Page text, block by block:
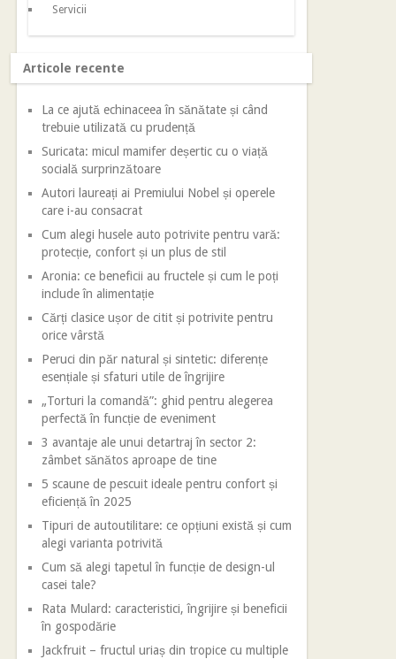
Servicii
Articole recente
La ce ajută echinaceea în sănătate și când
trebuie utilizată cu prudență
Suricata: micul mamifer deșertic cu o viață
socială surprinzătoare
Autori laureați ai Premiului Nobel și operele
care i-au consacrat
Cum alegi husele auto potrivite pentru vară:
protecție, confort și un plus de stil
Aronia: ce beneficii au fructele și cum le poți
include în alimentație
Cărți clasice ușor de citit și potrivite pentru
orice vârstă
Peruci din păr natural și sintetic: diferențe
esențiale și sfaturi utile de îngrijire
„Torturi la comandă”: ghid pentru alegerea
perfectă în funcție de eveniment
3 avantaje ale unui detartraj în sector 2:
zâmbet sănătos aproape de tine
5 scaune de pescuit ideale pentru confort și
eficiență în 2025
Tipuri de autoutilitare: ce opțiuni există și cum
alegi varianta potrivită
Cum să alegi tapetul în funcție de design-ul
casei tale?
Rata Mulard: caracteristici, îngrijire și beneficii
în gospodărie
Jackfruit – fructul uriaș din tropice cu multiple